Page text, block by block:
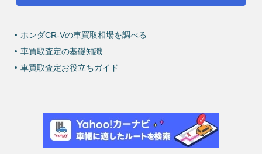
ホンダCR-Vの車買取相場を調べる
車買取査定の基礎知識
車買取査定お役立ちガイド